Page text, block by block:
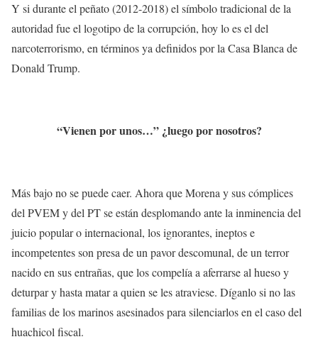
Y si durante el peñato (2012-2018) el símbolo tradicional de la
autoridad fue el logotipo de la corrupción, hoy lo es el del
narcoterrorismo, en términos ya definidos por la Casa Blanca de
Donald Trump.
“Vienen por unos…” ¿luego por nosotros?
Más bajo no se puede caer. Ahora que Morena y sus cómplices
del PVEM y del PT se están desplomando ante la inminencia del
juicio popular o internacional, los ignorantes, ineptos e
incompetentes son presa de un pavor descomunal, de un terror
nacido en sus entrañas, que los compelía a aferrarse al hueso y
deturpar y hasta matar a quien se les atraviese. Díganlo si no las
familias de los marinos asesinados para silenciarlos en el caso del
huachicol fiscal.